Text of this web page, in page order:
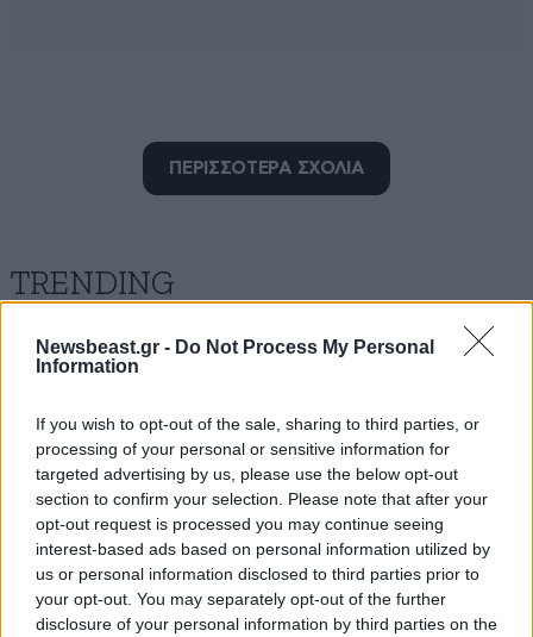
Newsbeast.gr - Do Not Process My Personal
Information
If you wish to opt-out of the sale, sharing to third parties, or
processing of your personal or sensitive information for
targeted advertising by us, please use the below opt-out
section to confirm your selection. Please note that after your
opt-out request is processed you may continue seeing
interest-based ads based on personal information utilized by
us or personal information disclosed to third parties prior to
your opt-out. You may separately opt-out of the further
disclosure of your personal information by third parties on the
Πελάτες μου ! 15·06·2026 01:25
Οι εισφορουλες σας να είναι καλά !
Έτσι μπράβο 15·06·2026 00:20
πίστεψαν! 41% είναι αυτό
Απαντήστε
Πόσο άσχετος 15·06·2026 08:21
Είσαι ωρέ...
ΠΕΡΙΣΣΟΤΕΡΑ ΣΧΟΛΙΑ
TRENDING